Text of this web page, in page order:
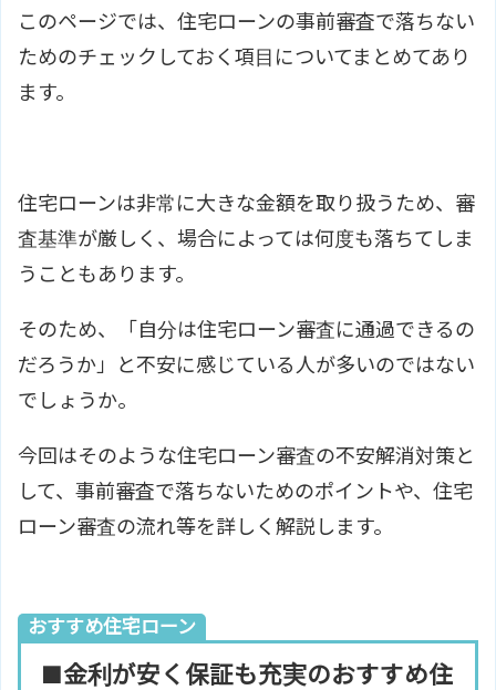
このページでは、住宅ローンの事前審査で落ちない
ためのチェックしておく項目についてまとめてあり
ます。
住宅ローンは非常に大きな金額を取り扱うため、審
査基準が厳しく、場合によっては何度も落ちてしま
うこともあります。
そのため、「自分は住宅ローン審査に通過できるの
だろうか」と不安に感じている人が多いのではない
でしょうか。
今回はそのような住宅ローン審査の不安解消対策と
して、事前審査で落ちないためのポイントや、住宅
ローン審査の流れ等を詳しく解説します。
おすすめ住宅ローン
■金利が安く保証も充実のおすすめ住